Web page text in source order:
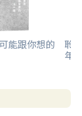
的照顧，失智者
以不用單向，甚
能跟你想的 聆
年